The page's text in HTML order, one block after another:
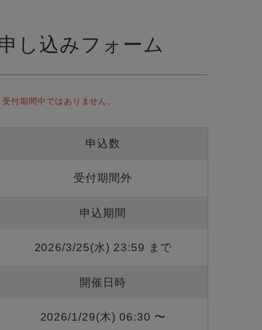
し込みフォーム
受付期間中ではありません。
申込数
受付期間外
申込期間
2026/3/25(水) 23:59 まで
開催日時
2026/1/29(木) 06:30 〜